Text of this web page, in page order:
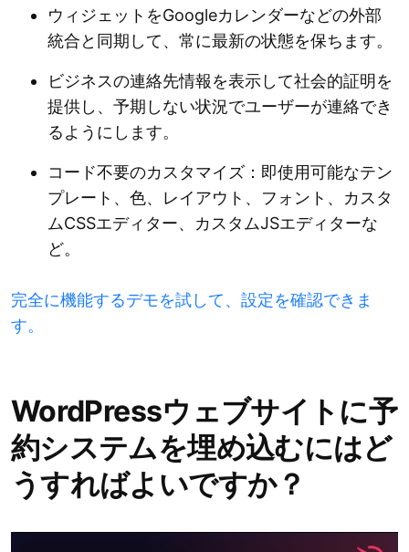
ウィジェットをGoogleカレンダーなどの外部
統合と同期して、常に最新の状態を保ちます。
ビジネスの連絡先情報を表示して社会的証明を
提供し、予期しない状況でユーザーが連絡でき
るようにします。
コード不要のカスタマイズ：即使用可能なテン
プレート、色、レイアウト、フォント、カスタ
ムCSSエディター、カスタムJSエディターな
ど。
完全に機能するデモを試して、設定を確認できま
す。
WordPressウェブサイトに予
約システムを埋め込むにはど
うすればよいですか？